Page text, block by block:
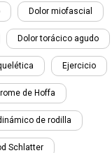
Dolor miofascial
Dolor torácico agudo
Ejercicio
de Hoffa
de rodilla
Schlatter